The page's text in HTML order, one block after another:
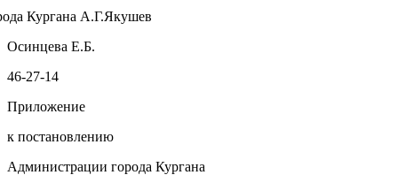
Кургана А.Г.Якушев
Осинцева Е.Б.
46-27-14
Приложение
к постановлению
Администрации города Кургана